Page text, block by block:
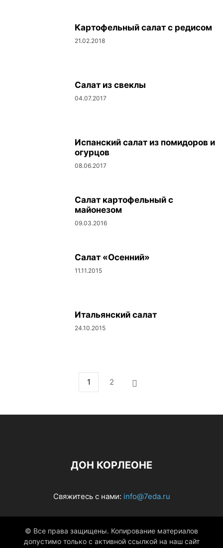
Картофельный салат с редисом
21.02.2018
Салат из свеклы
04.07.2017
Испанский салат из помидоров и
огурцов
08.06.2017
Салат картофельный с
майонезом
09.03.2016
Салат «Осенний»
11.11.2015
Итальянский салат
24.10.2015
1 2
ДОН КОРЛЕОНЕ
Свяжитесь с нами: info@7eda.ru
© Все права защищены. Копирование материалов
допустимо только с активной ссылкой на наш сайт